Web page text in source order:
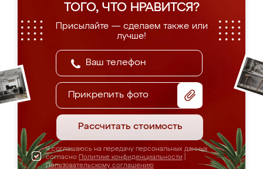
ТОГО, ЧТО НРАВИТСЯ?
Присылайте — сделаем также или
лучше!
Прикрепить фото
Рассчитать стоимость
Я соглашаюсь на передачу персональных данных
согласно Политике конфиденциальности
Пользовательскому соглашению